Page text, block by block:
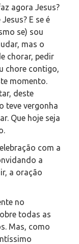
agora Jesus?
E se é
se) sou
mas o
chorar, pedir
chore contigo,
momento.
deste
teve vergonha
Que hoje seja
com a
a
a oração
no
todas as
Mas, como